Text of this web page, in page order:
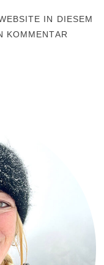
IN DIESEM
KOMMENTAR